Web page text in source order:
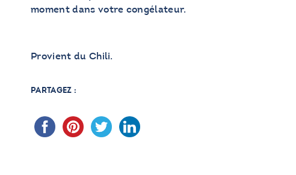
moment dans votre congélateur.
Provient du Chili.
PARTAGEZ :